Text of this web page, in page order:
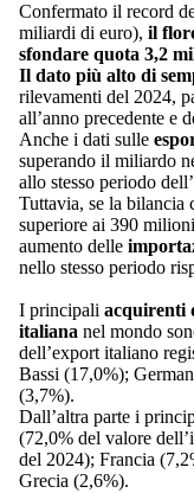
Confermato il record
miliardi di euro), il
sfondare quota 3,2
Il dato più alto di
rilevamenti del 2024,
all’anno precedente e
Anche i dati sulle
superando il miliardo
allo stesso periodo
Tuttavia, se la bilancia
superiore ai 390
aumento delle
nello stesso periodo
I principali acquirenti
italiana nel mondo
dell’export italiano
Bassi (17,0%);
(3,7%).
Dall’altra parte i
(72,0% del valore
del 2024); Francia
Grecia (2,6%).